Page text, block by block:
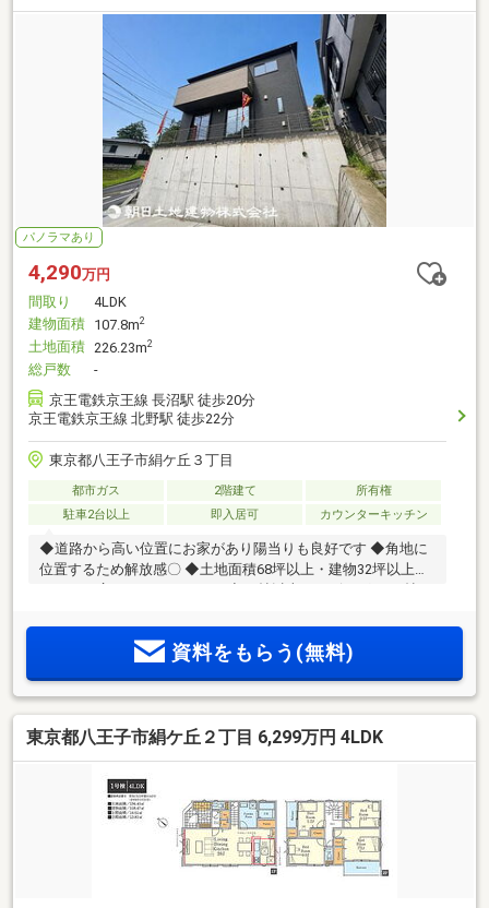
パノラマあり
4,290万円
間取り
4LDK
建物面積 107.8m2
土地面積 226.23m2
総戸数
-
京王電鉄京王線 長沼駅 徒歩20分
京王電鉄京王線 北野駅 徒歩22分
東京都八王子市絹ケ丘３丁目
都市ガス 2階建て
所有権
駐車2台以上
即入居可 カウンターキッチン
◆道路から高い位置にお家があり陽当りも良好です ◆角地に
位置するため解放感〇 ◆土地面積68坪以上・建物32坪以上と
資料をもらう(無料)
東京都八王子市絹ケ丘２丁目 6,299万円 4LDK